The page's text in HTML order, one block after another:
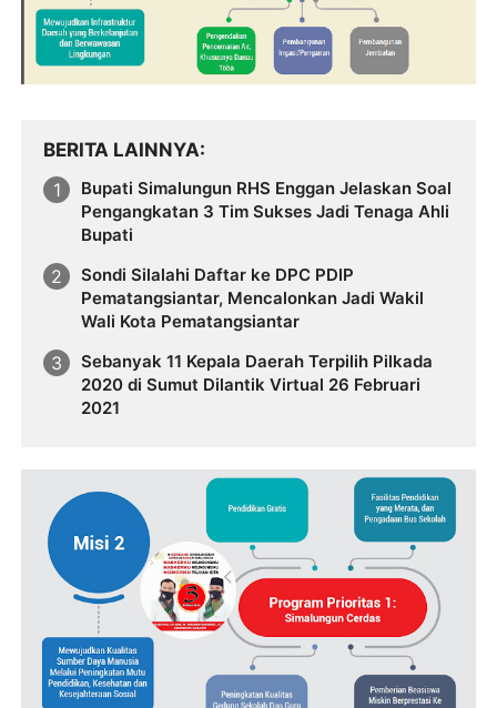
BERITA LAINNYA
Bupati Simalungun RHS Enggan Jelaskan Soal
Pengangkatan 3 Tim Sukses Jadi Tenaga Ahli
Bupati
Sondi Silalahi Daftar ke DPC PDIP
Pematangsiantar, Mencalonkan Jadi Wakil
Wali Kota Pematangsiantar
Sebanyak 11 Kepala Daerah Terpilih Pilkada
2020 di Sumut Dilantik Virtual 26 Februari
2021